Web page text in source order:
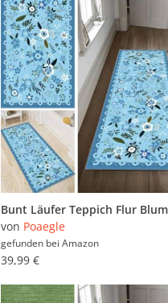
von Poaegle
gefunden bei Amazon
39,99 €